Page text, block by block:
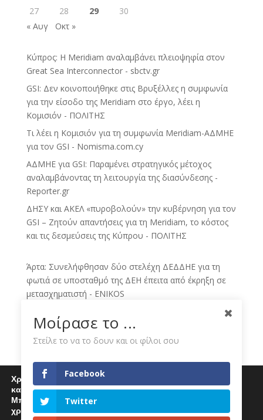
27
28 29
30
« Αυγ
Οκτ »
Κύπρος: Η Meridiam αναλαμβάνει πλειοψηφία στον
Great Sea Interconnector - sbctv.gr
GSI: Δεν κοινοποιήθηκε στις Βρυξέλλες η συμφωνία
για την είσοδο της Meridiam στο έργο, λέει η
Κομισιόν - ΠΟΛΙΤΗΣ
Τι λέει η Κομισιόν για τη συμφωνία Meridiam-ΑΔΜΗΕ
για τον GSI - Nomisma.com.cy
ΑΔΜΗΕ για GSI: Παραμένει στρατηγικός μέτοχος
αναλαμβάνοντας τη λειτουργία της διασύνδεσης -
Reporter.gr
ΔΗΣΥ και ΑΚΕΛ «πυροβολούν» την κυβέρνηση για τον
GSI – Ζητούν απαντήσεις για τη Meridiam, το κόστος
και τις δεσμεύσεις της Κύπρου - ΠΟΛΙΤΗΣ
Άρτα: Συνελήφθησαν δύο στελέχη ΔΕΔΔΗΕ για τη
φωτιά σε υποσταθμό της ΔΕΗ έπειτα από έκρηξη σε
μετασχηματιστή - ENIKOS
Γενική συνέλευση του Πανελλαδικού Συνταξιούχων
ΔΕΗ - eleftheria.gr
Έντονη αντίδραση των συνταξιούχων ΔΕΗ Π.Ε.
εγκαταστάσεων της ΔΕΗ - neaflorina.gr
Χ.Α.: Μοιρασμένο το ταμπλό – Υπεραπόδοση για
Metlen, «βαρίδια» Viohalco και ΔΕΗ - Business Voice
Χρηματιστήριο: Τι συμβαίνει σε Metlen, Αlter Ego,
Χρησιμοποιούμε cookies για να σας προσφέρουμε μία
καλύτερη εμπειρία περιήγησης στον ιστότοπό μας.
Μπορείτε να μάθετε περισσότερα για τα cookies που
χρησιμοποιούμε
Μοίρασε το ...
Στείλε το να το δουν και οι φίλοι σου
Facebook
Twitter